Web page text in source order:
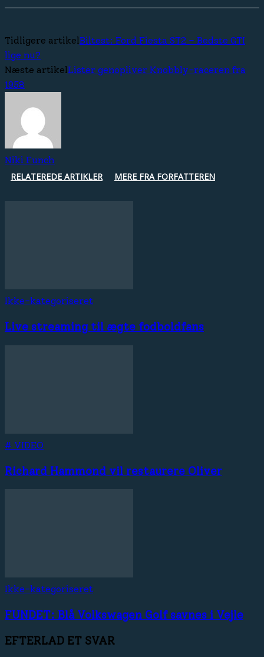
Tidligere artikelBiltest: Ford Fiesta ST2 – Bedste GTI
lige nu?
Næste artikelLister genopliver Knobbly-raceren fra
1958
Niki Funch
RELATEREDE ARTIKLER
MERE FRA FORFATTEREN
Ikke-kategoriseret
Live streaming til ægte fodboldfans
# VIDEO
Richard Hammond vil restaurere Oliver
Ikke-kategoriseret
FUNDET: Blå Volkswagen Golf savnes i Vejle
EFTERLAD ET SVAR